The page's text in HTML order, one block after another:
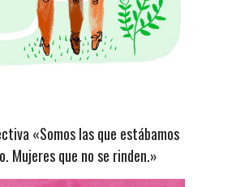
«Somos las que estábamos
Mujeres que no se rinden.»